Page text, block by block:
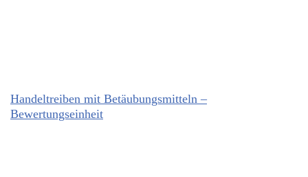
Handeltreiben mit Betäubungsmitteln –
Bewertungseinheit